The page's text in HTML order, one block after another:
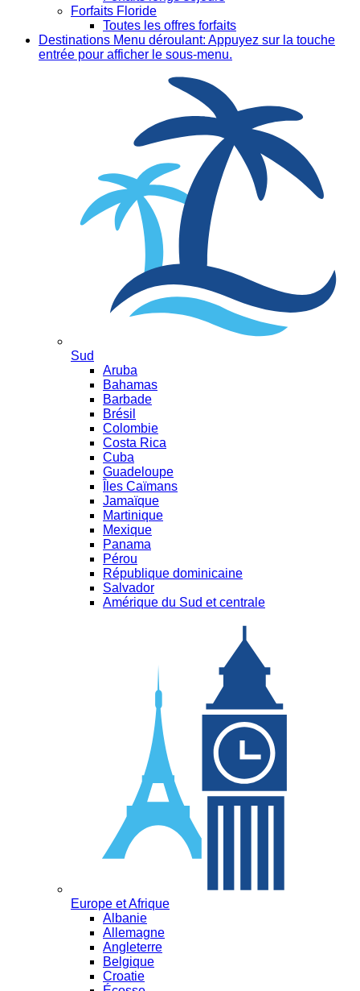
Forfaits Floride
Toutes les offres forfaits
Destinations Menu déroulant: Appuyez sur la touche
entrée pour afficher le sous-menu.
Sud
Aruba
Bahamas
Barbade
Brésil
Colombie
Costa Rica
Cuba
Guadeloupe
Îles Caïmans
Jamaïque
Martinique
Mexique
Panama
Pérou
République dominicaine
Salvador
Amérique du Sud et centrale
Europe et Afrique
Albanie
Allemagne
Angleterre
Belgique
Croatie